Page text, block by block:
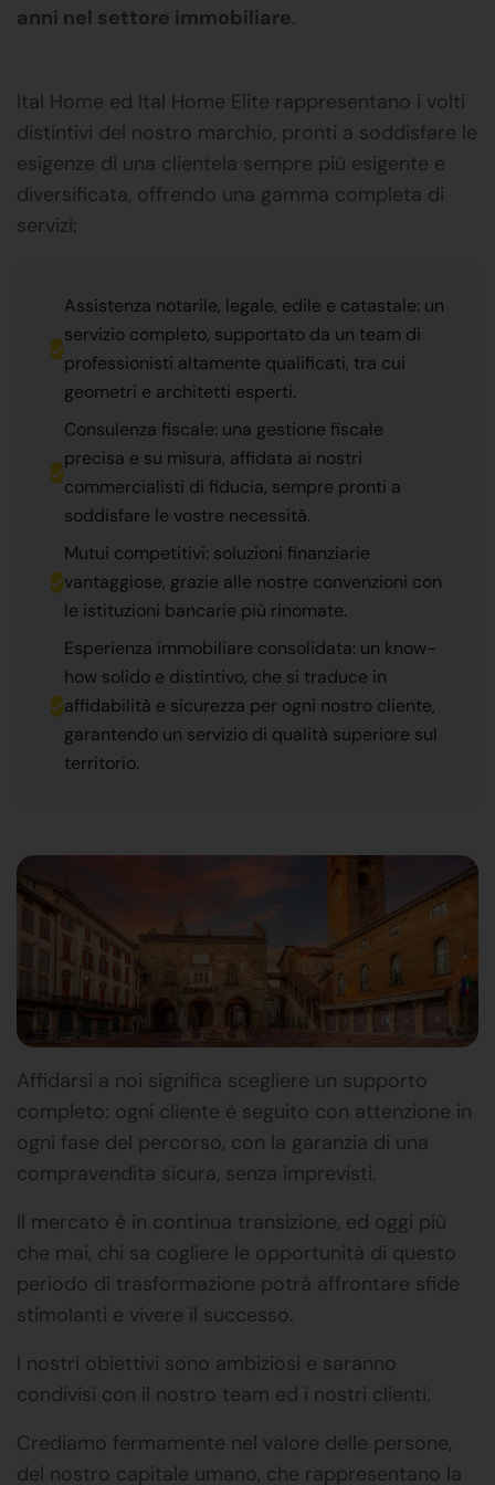
anni nel settore immobiliare.
Ital Home ed Ital Home Elite rappresentano i volti
distintivi del nostro marchio, pronti a soddisfare le
esigenze di una clientela sempre più esigente e
diversificata, offrendo una gamma completa di
servizi:
Assistenza notarile, legale, edile e catastale: un
servizio completo, supportato da un team di
professionisti altamente qualificati, tra cui
geometri e architetti esperti.
Consulenza fiscale: una gestione fiscale
precisa e su misura, affidata ai nostri
commercialisti di fiducia, sempre pronti a
soddisfare le vostre necessità.
Mutui competitivi: soluzioni finanziarie
vantaggiose, grazie alle nostre convenzioni con
le istituzioni bancarie più rinomate.
Esperienza immobiliare consolidata: un know-
how solido e distintivo, che si traduce in
affidabilità e sicurezza per ogni nostro cliente,
garantendo un servizio di qualità superiore sul
territorio.
Affidarsi a noi significa scegliere un supporto
completo: ogni cliente è seguito con attenzione in
ogni fase del percorso, con la garanzia di una
compravendita sicura, senza imprevisti.
Il mercato è in continua transizione, ed oggi più
che mai, chi sa cogliere le opportunità di questo
periodo di trasformazione potrà affrontare sfide
stimolanti e vivere il successo.
I nostri obiettivi sono ambiziosi e saranno
condivisi con il nostro team ed i nostri clienti.
Crediamo fermamente nel valore delle persone,
del nostro capitale umano, che rappresentano la